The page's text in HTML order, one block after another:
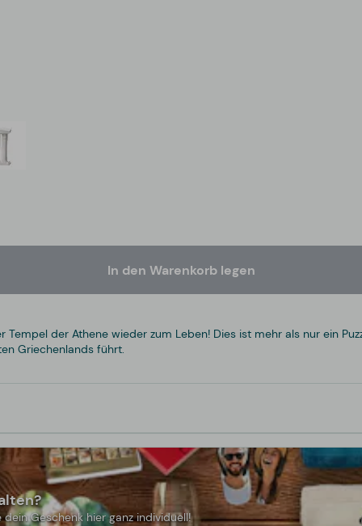
In den Warenkorb legen
der Athene wieder zum Leben! Dies ist mehr als nur ein
Griechenlands führt.
Geschenk hier ganz individuell!